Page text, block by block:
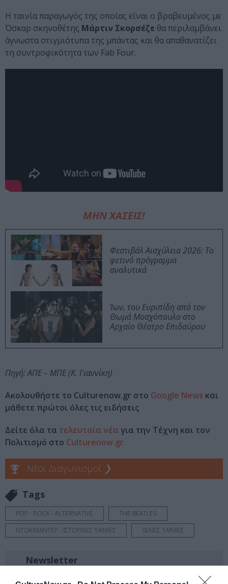
Η ταινία παραγωγός της οποίας είναι ο βραβευμένος με
Όσκαρ σκηνοθέτης Μάρτιν Σκορσέζε θα περιλαμβάνει
άγνωστα στιγμιότυπα της μπάντας και θα απαθανατίζει
τη συντροφικότητα των Fab Four.
ΜΗΝ ΧΑΣΕΙΣ!
Φεστιβάλ Αισχύλεια 2026: Το
φετινό πρόγραμμα
αναλυτικά
Ίων, του Ευριπίδη από τον
Θωμά Μοσχόπουλο στο
Αρχαίο Θέατρο Επιδαύρου
Πηγή: ΑΠΕ – ΜΠΕ (Κ. Γιαννίκη)
Ακολουθήστε το Culturenow.gr στο Google News και
μάθετε πρώτοι όλες τις ειδήσεις
Δείτε όλα τα τελευταία νέα για την Τέχνη και τον
Πολιτισμό στο Culturenow.gr
Νέοι Διαγωνισμοί ❯
Tags
POP - ROCK - ALTERNATIVE
THE BEATLES
ΝΤΟΚΙΜΑΝΤΕΡ - ΙΣΤΟΡΙΚΕΣ ΤΑΙΝΙΕΣ
ΞΕΝΕΣ ΤΑΙΝΙΕΣ
Newsletter